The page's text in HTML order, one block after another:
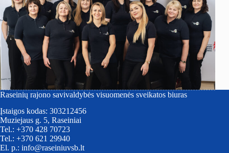
Raseinių rajono savivaldybės visuomenės sveikatos biuras
Įstaigos kodas: 303212456
Muziejaus g. 5, Raseiniai
Tel.: +370 428 70723
Tel.: +370 621 29940
El. p.: info@raseiniuvsb.lt